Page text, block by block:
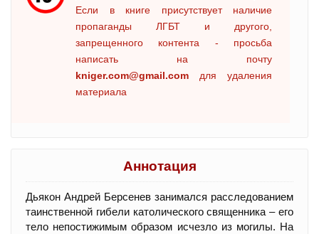
Если в книге присутствует наличие
пропаганды ЛГБТ и другого,
запрещенного контента - просьба
написать на почту
kniger.com@gmail.com для удаления
материала
Аннотация
Дьякон Андрей Берсенев занимался расследованием
таинственной гибели католического священника – его
тело непостижимым образом исчезло из могилы. На